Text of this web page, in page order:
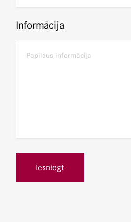
Informācija